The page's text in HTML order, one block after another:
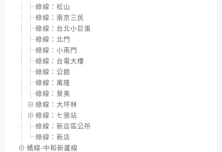
綠線：松山
綠線：南京三民
綠線：台北小巨蛋
綠線：北門
綠線：小南門
綠線：台電大樓
綠線：公館
綠線：萬隆
綠線：景美
綠線：大坪林
綠線：七張站
綠線：新店區公所
綠線：新店
橘線-中和新蘆線